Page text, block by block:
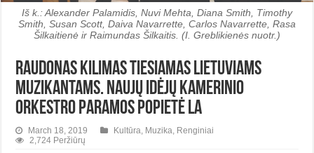
Iš k.: Alexander Palamidis, Nuvi Mehta, Diana Smith, Timothy
Smith, Susan Scott, Daiva Navarrette, Carlos Navarrette, Rasa
Šilkaitienė ir Raimundas Šilkaitis. (I. Greblikienės nuotr.)
Raudonas kilimas tiesiamas lietuviams
muzikantams. Naujų idėjų kamerinio
orkestro paramos popietė LA
March 18, 2019 Kultūra Muzika Renginiai
2,724 Peržiūrų